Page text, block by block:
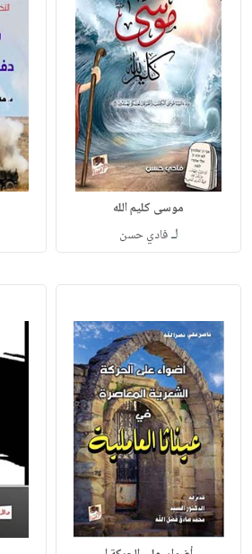
موسى كليم الله
لـفادي حسن